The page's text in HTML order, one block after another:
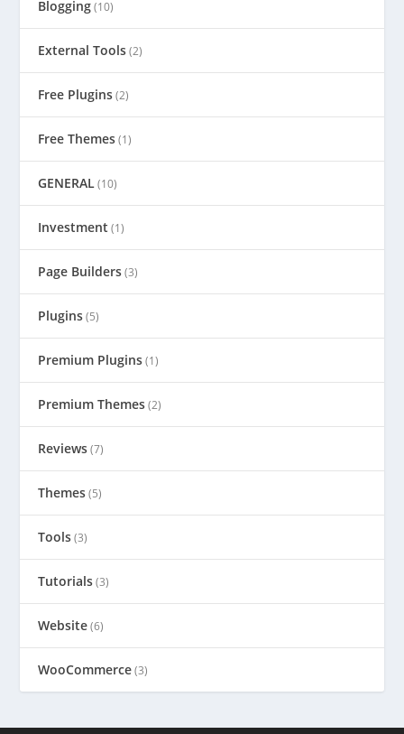
Blogging(10)
External Tools(2)
Free Plugins(2)
Free Themes(1)
GENERAL (10)
Investment (1)
Page Builders(3)
Plugins(5)
Premium Plugins(1)
Premium Themes(2)
Reviews(7)
Themes(5)
Tools(3)
Tutorials(3)
Website(6)
WooCommerce(3)